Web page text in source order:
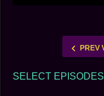
PREV
SELECT